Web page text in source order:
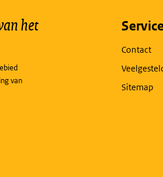
het
van
Contact
Sitemap